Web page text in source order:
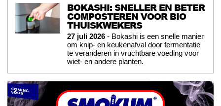
BOKASHI: SNELLER EN BETER
COMPOSTEREN VOOR BIO
THUISKWEKERS
27 juli 2026 - Bokashi is een snelle manier
om knip- en keukenafval door fermentatie
te veranderen in vruchtbare voeding voor
wiet- en andere planten.